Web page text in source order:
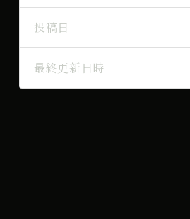
投稿日
最終更新日時